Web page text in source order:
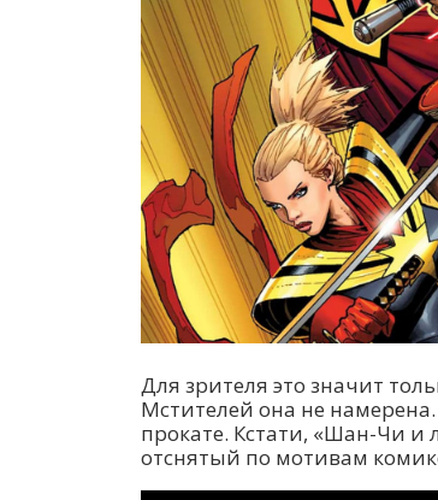
Для зрителя это значит
Мстителей она не
прокате. Кстати, «Шан-Чи и
отснятый по мотивам